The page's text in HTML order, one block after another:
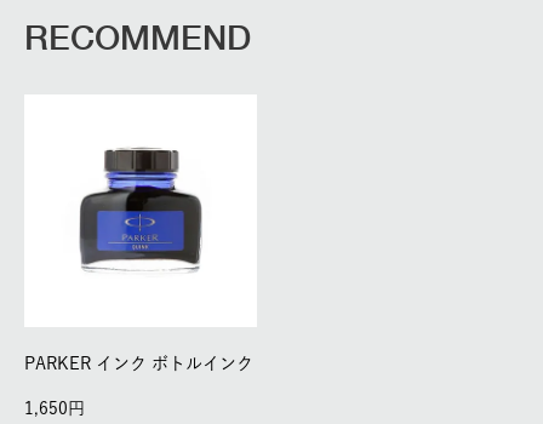
RECOMMEND
PARKER インク ボトルインク
1,650